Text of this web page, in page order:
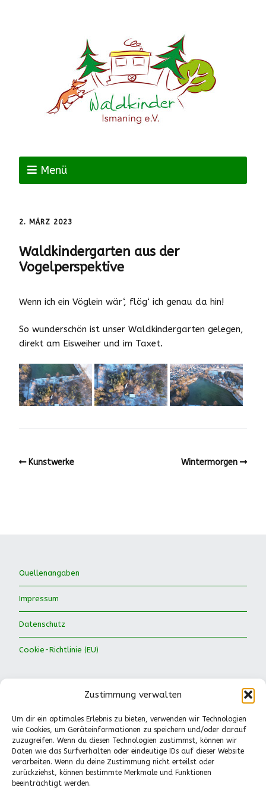
Zustimmung verwalten
Um dir ein optimales Erlebnis zu bieten, verwenden wir Technologien
wie Cookies, um Geräteinformationen zu speichern und/oder darauf
zuzugreifen. Wenn du diesen Technologien zustimmst, können wir
Daten wie das Surfverhalten oder eindeutige IDs auf dieser Website
verarbeiten. Wenn du deine Zustimmung nicht erteilst oder
zurückziehst, können bestimmte Merkmale und Funktionen
beeinträchtigt werden.
Menü
2. MÄRZ 2023
Waldkindergarten aus der
Vogelperspektive
Wenn ich ein Vöglein wär‘, flög‘ ich genau da hin!
So wunderschön ist unser Waldkindergarten gelegen,
direkt am Eisweiher und im Taxet.
Kunstwerke Wintermorgen
Quellenangaben
Impressum
Datenschutz
Cookie-Richtlinie (EU)
Waldkinder Ismaning e.V.
Dorfstraße 66
85737 Ismaning
Tel.: 089-41611244